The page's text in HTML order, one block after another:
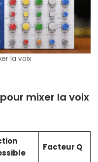
la voix
mixer la voix
Facteur Q